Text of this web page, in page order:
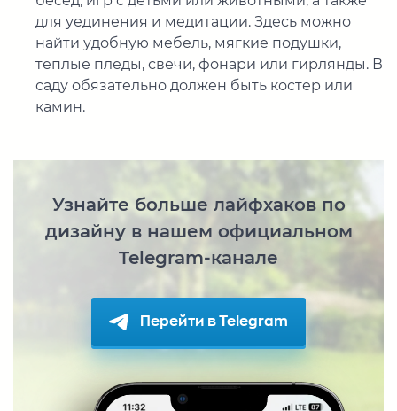
для уединения и медитации. Здесь можно
найти удобную мебель, мягкие подушки,
теплые пледы, свечи, фонари или гирлянды. В
саду обязательно должен быть костер или
камин.
Узнайте больше лайфхаков по
дизайну в нашем официальном
Telegram-канале
Перейти в Telegram